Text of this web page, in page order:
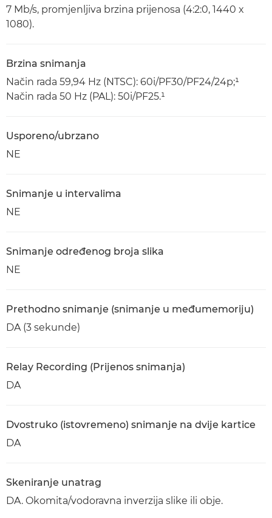
7 Mb/s, promjenljiva brzina prijenosa (4:2:0, 1440 x
1080).
Brzina snimanja
Način rada 59,94 Hz (NTSC): 60i/PF30/PF24/24p;¹
Način rada 50 Hz (PAL): 50i/PF25.¹
Usporeno/ubrzano
NE
Snimanje u intervalima
NE
Snimanje određenog broja slika
NE
Prethodno snimanje (snimanje u međumemoriju)
DA (3 sekunde)
Relay Recording (Prijenos snimanja)
DA
Dvostruko (istovremeno) snimanje na dvije kartice
DA
Skeniranje unatrag
DA. Okomita/vodoravna inverzija slike ili obje.